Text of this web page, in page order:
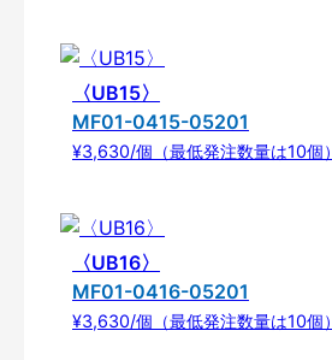
〈UB15〉
MF01-0415-05201
¥3,630/個（最低発注数量は10個）
〈UB16〉
MF01-0416-05201
¥3,630/個（最低発注数量は10個）